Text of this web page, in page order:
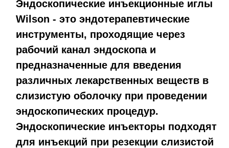
Эндоскопические инъекционные иглы
Wilson - это эндотерапевтические
инструменты, проходящие через
рабочий канал эндоскопа и
предназначенные для введения
различных лекарственных веществ в
слизистую оболочку при проведении
эндоскопических процедур.
Эндоскопические инъекторы подходят
для инъекций при резекции слизистой